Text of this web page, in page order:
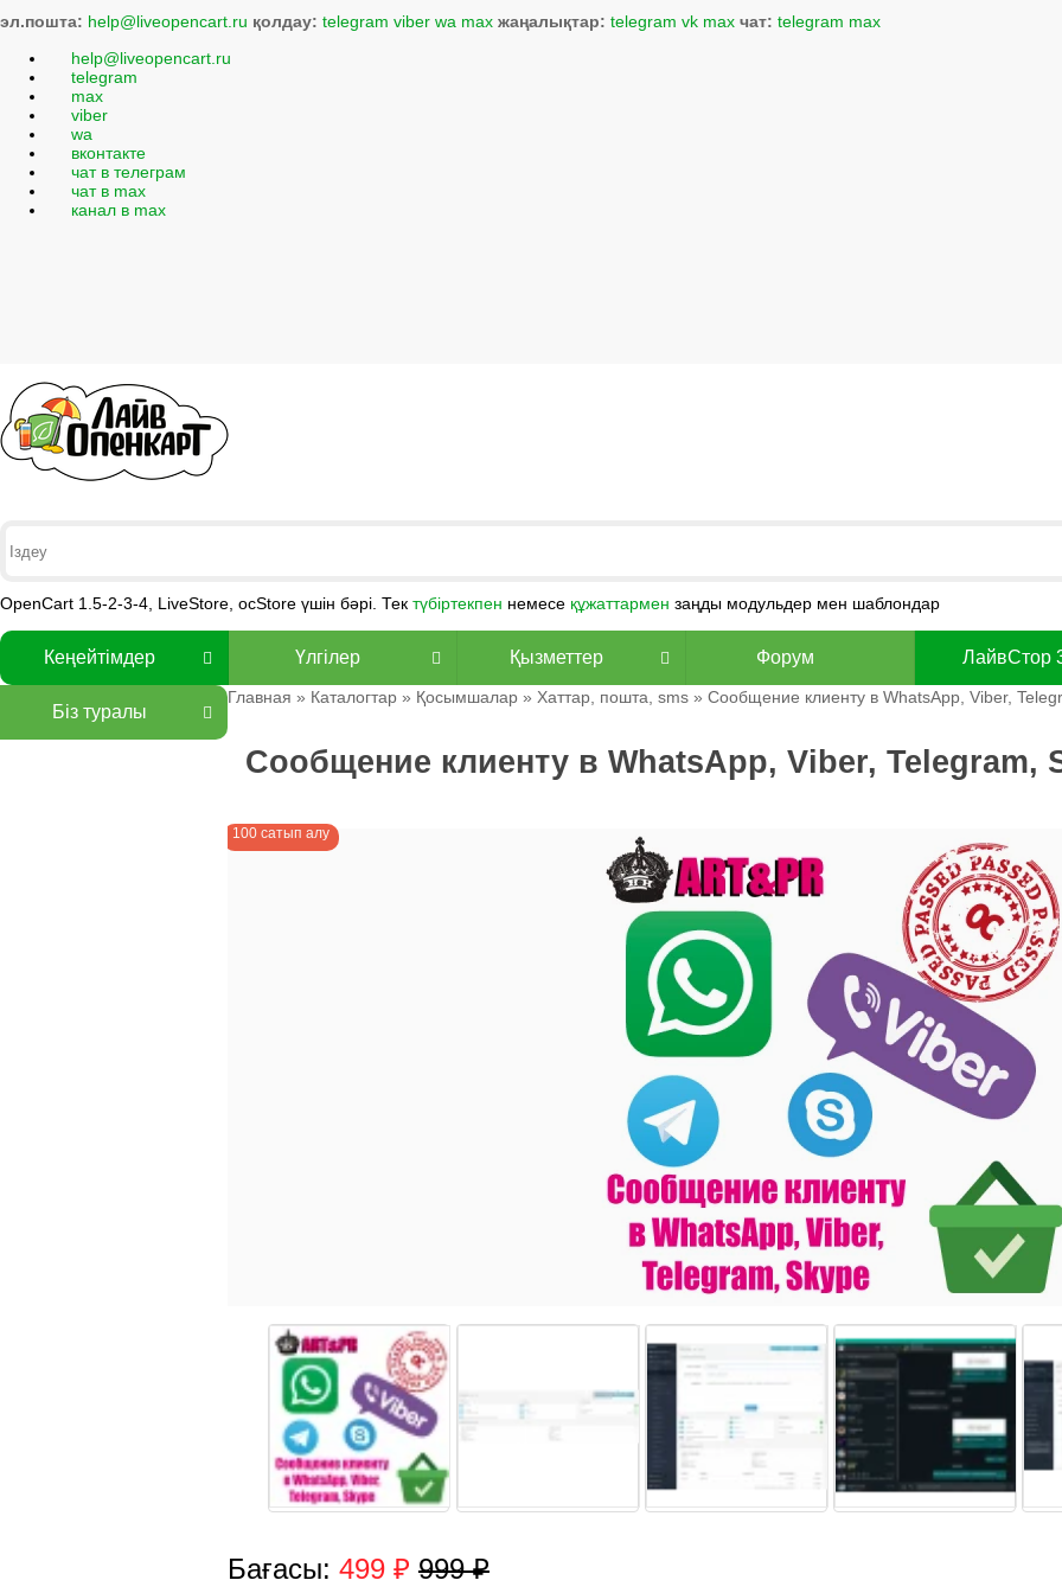
эл.пошта: help@liveopencart.ru қолдау: telegram viber wa max жаңалықтар: telegram vk max чат: telegram max
help@liveopencart.ru
telegram
max
viber
wa
вконтакте
чат в телеграм
чат в max
канал в max
OpenCart 1.5-2-3-4, LiveStore, ocStore үшін бәрі. Тек түбіртекпен немесе құжаттармен заңды модульдер мен шаблондар
Кеңейтімдер Үлгілер Қызметтер Форум ЛайвСтор
Біз туралы
Главная » Каталогтар» Қосымшалар» Хаттар, пошта, sms» Сообщение клиенту в WhatsApp, Viber,
Сообщение клиенту в WhatsApp, Viber, Telegram,
100 сатып алу
Бағасы: 499 ₽ 999 ₽